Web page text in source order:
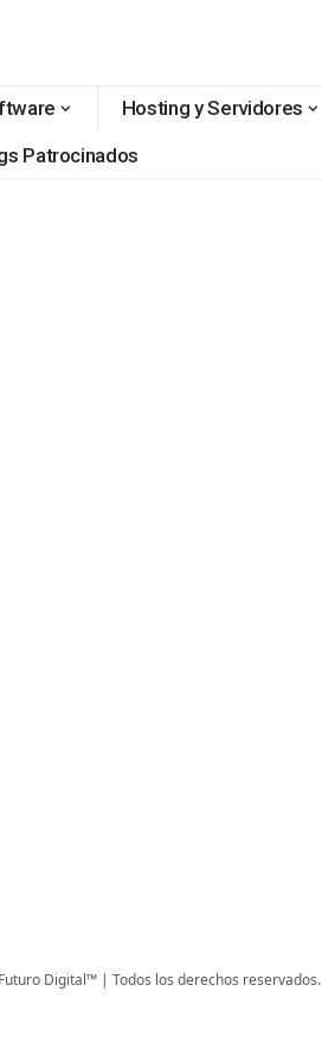
Hosting y Servidores
Patrocinados
Digital™ | Todos los derechos reservados.